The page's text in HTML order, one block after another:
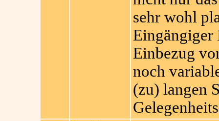
sehr wohl
Eingängiger
Einbezug
noch
(zu) langen